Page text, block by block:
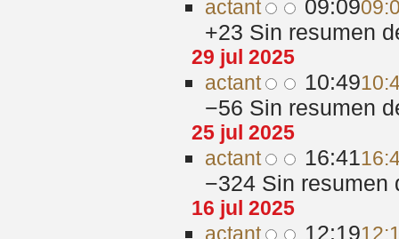
actant 09:09
+23 Sin resumen
29 jul 2025
actant 10:49
−56 Sin resumen
25 jul 2025
actant 16:41
−324 Sin resumen
16 jul 2025
actant 12:19